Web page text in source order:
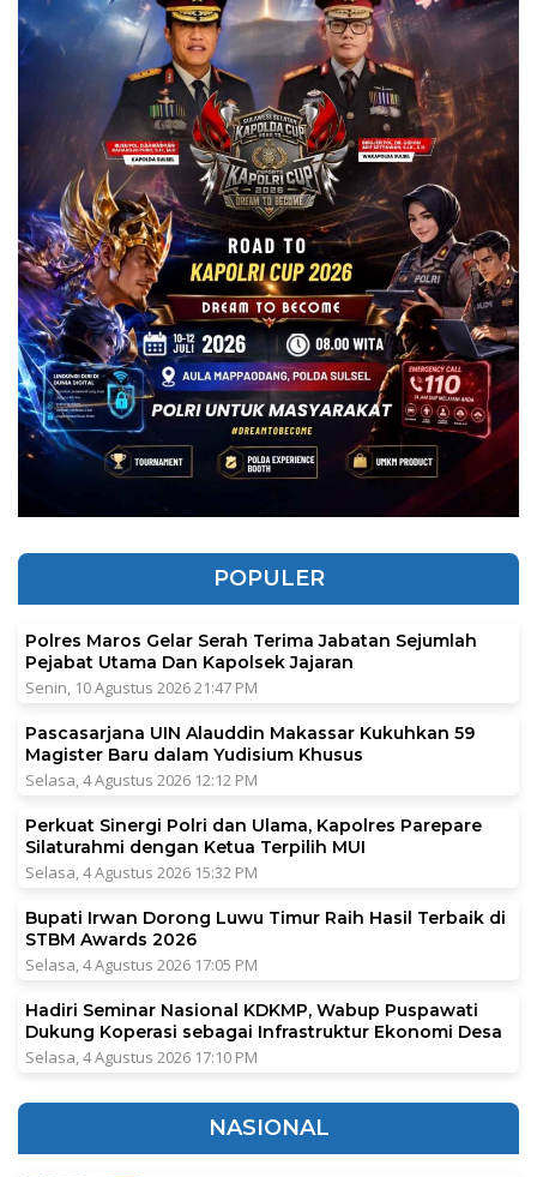
POPULER
Polres Maros Gelar Serah Terima Jabatan Sejumlah
Pejabat Utama Dan Kapolsek Jajaran
Senin, 10 Agustus 2026 21:47 PM
Pascasarjana UIN Alauddin Makassar Kukuhkan 59
Magister Baru dalam Yudisium Khusus
Selasa, 4 Agustus 2026 12:12 PM
Perkuat Sinergi Polri dan Ulama, Kapolres Parepare
Silaturahmi dengan Ketua Terpilih MUI
Selasa, 4 Agustus 2026 15:32 PM
Bupati Irwan Dorong Luwu Timur Raih Hasil Terbaik di
STBM Awards 2026
Selasa, 4 Agustus 2026 17:05 PM
Hadiri Seminar Nasional KDKMP, Wabup Puspawati
Dukung Koperasi sebagai Infrastruktur Ekonomi Desa
Selasa, 4 Agustus 2026 17:10 PM
NASIONAL